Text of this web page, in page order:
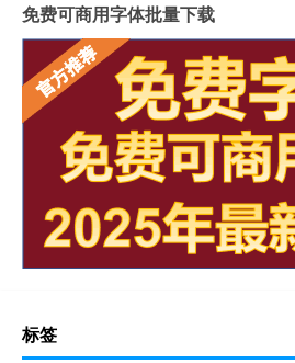
免费可商用字体批量下载
标签